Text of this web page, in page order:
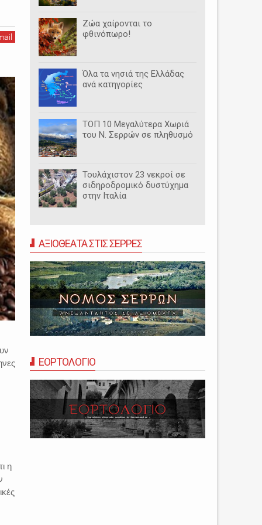
η
Ζώα χαίρονται το
φθινόπωρο!
Όλα τα νησιά της Ελλάδας
ανά κατηγορίες
ΤΟΠ 10 Μεγαλύτερα Χωριά
του Ν. Σερρών σε πληθυσμό
Τουλάχιστον 23 νεκροί σε
σιδηροδρομικό δυστύχημα
στην Ιταλία
ΑΞΙΟΘΕΑΤΑ ΣΤΙΣ ΣΕΡΡΕΣ
ΕΟΡΤΟΛΟΓΙΟ